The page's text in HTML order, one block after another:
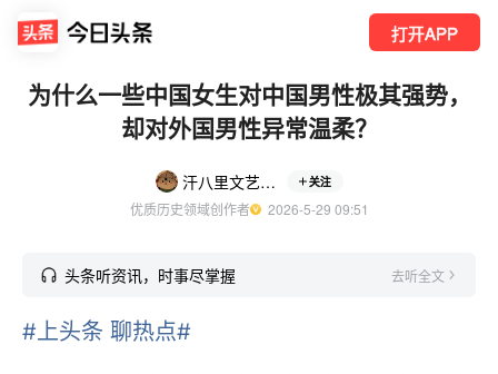
打开APP
为什么一些中国女生对中国男性极其强势，
却对外国男性异常温柔？
汗八里文艺之声 关注
优质历史领域创作者
  2026-5-29 09:51
头条听资讯，时事尽掌握 去听全文
#上头条 聊热点#